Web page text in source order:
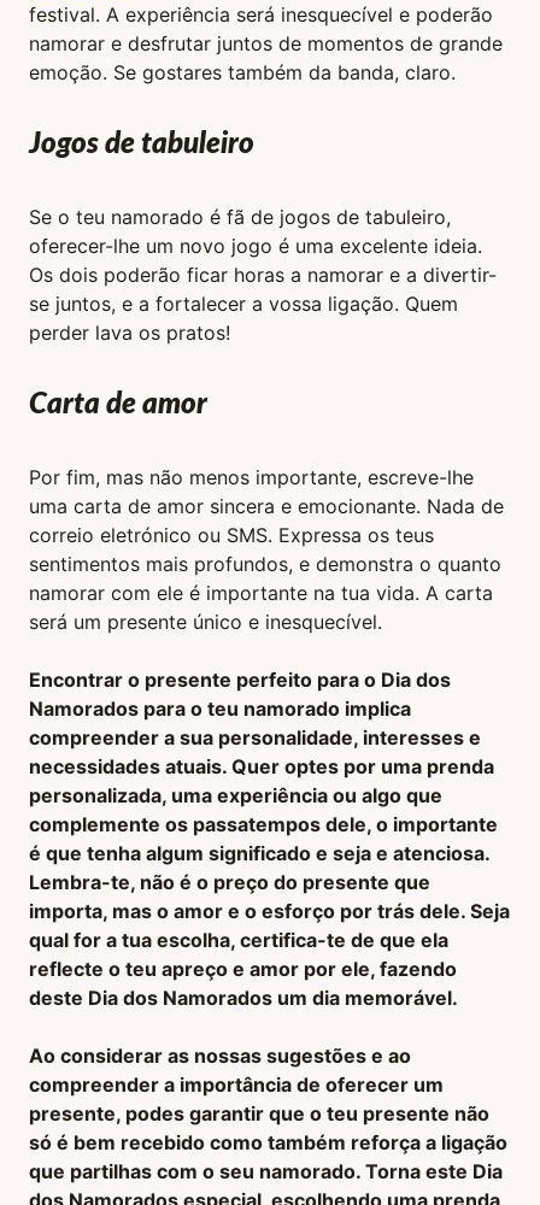
festival. A experiência será inesquecível e poderão
namorar e desfrutar juntos de momentos de grande
emoção. Se gostares também da banda, claro.
Jogos de tabuleiro
Se o teu namorado é fã de jogos de tabuleiro,
oferecer-lhe um novo jogo é uma excelente ideia.
Os dois poderão ficar horas a namorar e a divertir-
se juntos, e a fortalecer a vossa ligação. Quem
perder lava os pratos!
Carta de amor
Por fim, mas não menos importante, escreve-lhe
uma carta de amor sincera e emocionante. Nada de
correio eletrónico ou SMS. Expressa os teus
sentimentos mais profundos, e demonstra o quanto
namorar com ele é importante na tua vida. A carta
será um presente único e inesquecível.
Encontrar o presente perfeito para o Dia dos
Namorados para o teu namorado implica
compreender a sua personalidade, interesses e
necessidades atuais. Quer optes por uma prenda
personalizada, uma experiência ou algo que
complemente os passatempos dele, o importante
é que tenha algum significado e seja e atenciosa.
Lembra-te, não é o preço do presente que
importa, mas o amor e o esforço por trás dele. Seja
qual for a tua escolha, certifica-te de que ela
reflecte o teu apreço e amor por ele, fazendo
deste Dia dos Namorados um dia memorável.
Ao considerar as nossas sugestões e ao
compreender a importância de oferecer um
presente, podes garantir que o teu presente não
só é bem recebido como também reforça a ligação
que partilhas com o seu namorado. Torna este Dia
dos Namorados especial, escolhendo uma prenda